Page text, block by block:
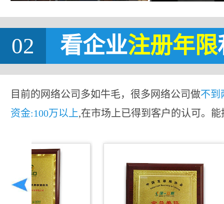
02 看企业注册年限
目前的网络公司多如牛毛，很多网络公司做不到
资金:100万以上,在市场上已得到客户的认可。